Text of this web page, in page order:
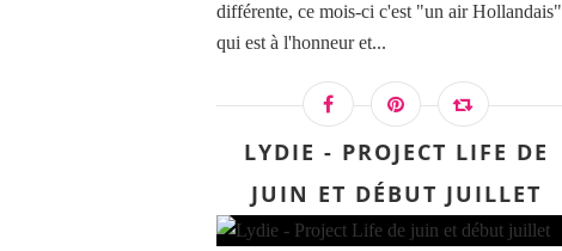
différente, ce mois-ci c'est "un air Hollandais"
qui est à l'honneur et...
LYDIE - PROJECT LIFE DE
JUIN ET DÉBUT JUILLET